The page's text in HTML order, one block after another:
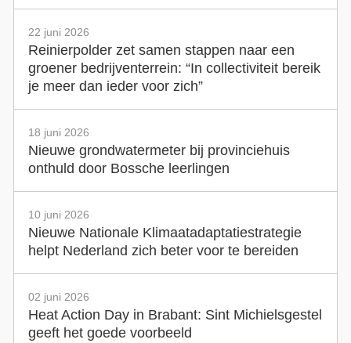
22 juni 2026
Reinierpolder zet samen stappen naar een
groener bedrijventerrein: “In collectiviteit bereik
je meer dan ieder voor zich”
18 juni 2026
Nieuwe grondwatermeter bij provinciehuis
onthuld door Bossche leerlingen
10 juni 2026
Nieuwe Nationale Klimaatadaptatiestrategie
helpt Nederland zich beter voor te bereiden
02 juni 2026
Heat Action Day in Brabant: Sint Michielsgestel
geeft het goede voorbeeld